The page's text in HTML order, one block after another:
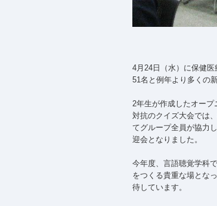
4月24日（水）に保健
51名と例年より多くの
2年生が作成したオー
対抗のクイズ大会では
てグループ全員が協力
迎会となりました。
今年度、言語聴覚学科
をつくる貴重な場とな
待しています。